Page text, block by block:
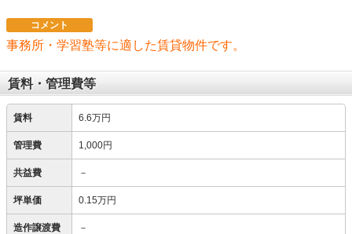
コメント
事務所・学習塾等に適した賃貸物件です。
賃料・管理費等
賃料 6.6万円
管理費 1,000円
共益費 －
坪単価 0.15万円
造作譲渡費 －